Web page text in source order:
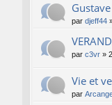
par djeff44
par c3vr »
Vie et
par